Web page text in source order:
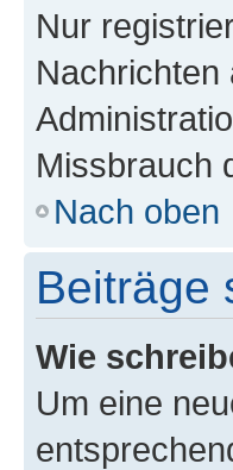
Nur
Nachrichten
Missbrauch
Nach oben
Beiträge
Wie
Um eine